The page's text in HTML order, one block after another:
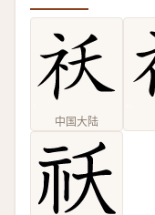
中国大陆